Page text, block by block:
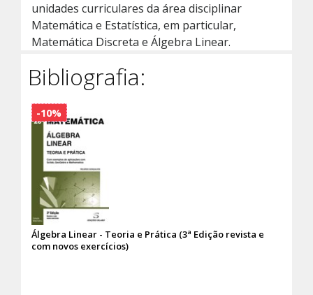
unidades curriculares da área disciplinar
Matemática e Estatística, em particular,
Matemática Discreta e Álgebra Linear.
Bibliografia:
Álgebra Linear - Teoria e Prática (3ª Edição revista e
com novos exercícios)
-10%